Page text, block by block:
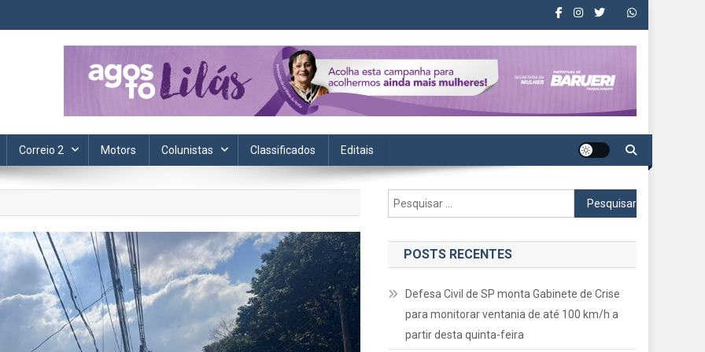
Informação, política, saúde, economia, esportes e cotidiano.
Correio 2 Motors Colunistas Classificados Editais
Pesquisar
por:
POSTS RECENTES
Defesa Civil de SP monta Gabinete de Crise
para monitorar ventania de até 100 km/h a
partir desta quinta-feira